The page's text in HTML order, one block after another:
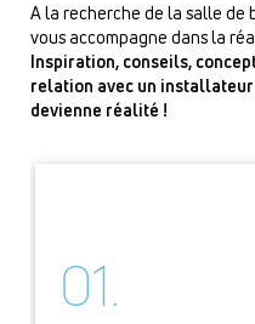
A la recherche de la salle de
vous accompagne dans la
Inspiration, conseils,
relation avec un
devienne réalité !
01.